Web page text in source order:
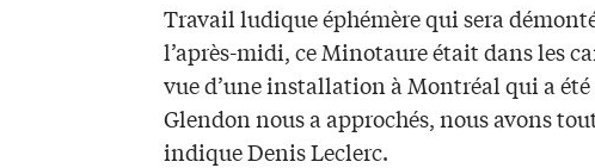
Travail ludique éphémère qui sera
l’après-midi, ce Minotaure était dans les
vue d’une installation à Montréal qui a
Glendon nous a approchés, nous avons
indique Denis Leclerc.